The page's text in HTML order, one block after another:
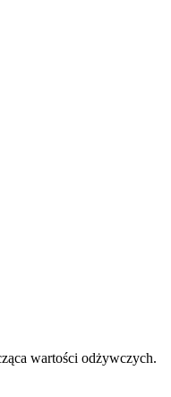
wartości odżywczych.